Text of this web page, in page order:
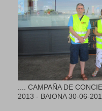
.... CAMPAÑA DE
2013 - BAIONA 30-06-